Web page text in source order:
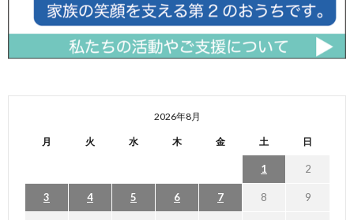
2026年8月
月 火 水 木 金 土 日
1 2
3 4 5 6 7 8 9